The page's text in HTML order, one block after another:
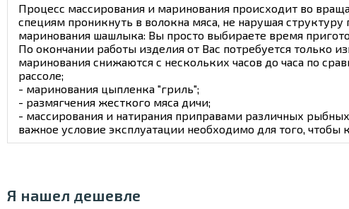
Процесс массирования и маринования происходит во
специям проникнуть в волокна мяса, не нарушая
маринования шашлыка: Вы просто выбираете время
По окончании работы изделия от Вас потребуется только
маринования снижаются с нескольких часов до часа по
рассоле;
- маринования цыпленка "гриль";
- размягчения жесткого мяса дичи;
- массирования и натирания приправами различных
важное условие эксплуатации необходимо для того,
Я нашел дешевле